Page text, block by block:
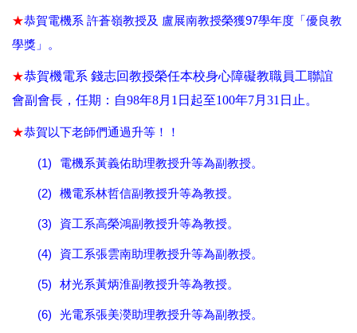
★恭賀電機系 許蒼嶺教授及 盧展南教授榮獲97學年度「優良教
學獎」。
★恭賀機電系 錢志回教授榮任本校身心障礙教職員工聯誼
會副會長，任期：自98年8月 1 日起至100年7月 31 日止。
★恭賀以下老師們通過升等！！
(1) 電機系黃義佑助理教授升等為副教授。
(2) 機電系林哲信副教授升等為教授。
(3) 資工系高榮鴻副教授升等為教授。
(4) 資工系張雲南助理教授升等為副教授。
(5) 材光系黃炳淮副教授升等為教授。
(6) 光電系張美濙助理教授升等為副教授。